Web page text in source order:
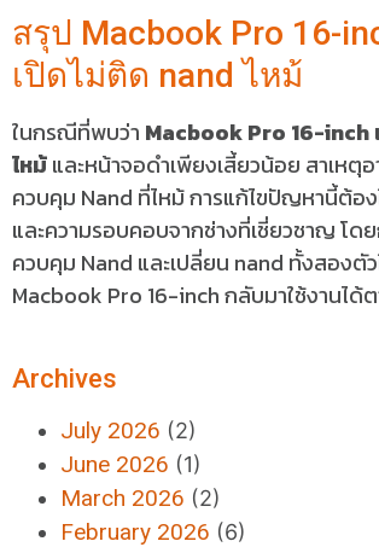
สรุป Macbook Pro 16-
เปิดไม่ติด nand ไหม้
ในกรณีที่พบว่า Macbook Pro 16-inch
ไหม้และหน้าจอดำเพียงเสี้ยวน้อย สาเหตุ
ควบคุม Nand ที่ไหม้ การแก้ไขปัญหานี้ต้อ
และความรอบคอบจากช่างที่เชี่ยวชาญ โด
ควบคุม Nand และเปลี่ยน nand ทั้งสองตั
Macbook Pro 16-inch กลับมาใช้งานได้
Archives
July 2026 (2)
June 2026 (1)
March 2026 (2)
February 2026 (6)